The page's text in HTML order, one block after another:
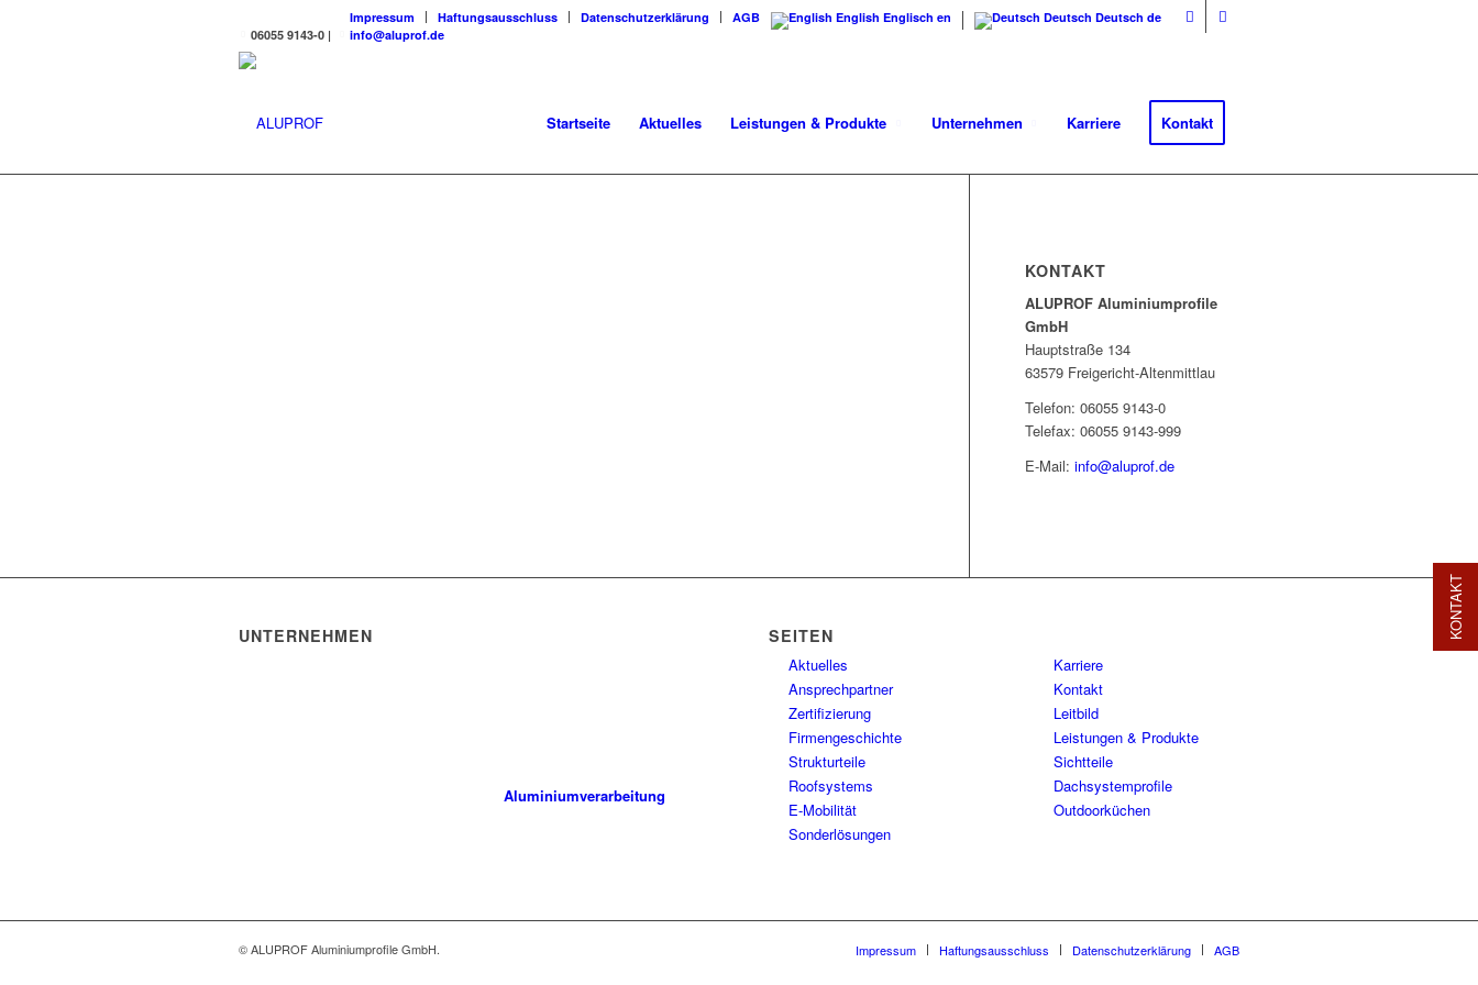
Impressum Haftungsausschluss Datenschutzerklärung AGB English Englisch en Deutsch Deutsch de
06055 9143-0 | info@aluprof.de
Startseite Aktuelles Leistungen & Produkte Unternehmen Karriere Kontakt
KONTAKT
ALUPROF Aluminiumprofile
GmbH
Hauptstraße 134
63579 Freigericht-Altenmittlau
Telefon: 06055 9143-0
Telefax: 06055 9143-999
E-Mail:info@aluprof.de
UNTERNEHMEN
Aluminiumverarbeitung
SEITEN
Aktuelles
Ansprechpartner
Zertifizierung
Firmengeschichte
Strukturteile
Roofsystems
E-Mobilität
Sonderlösungen
Karriere
Kontakt
Leitbild
Leistungen & Produkte
Sichtteile
Dachsystemprofile
Outdoorküchen
KONTAKT
© ALUPROF Aluminiumprofile GmbH. Impressum Haftungsausschluss Datenschutzerklärung AGB